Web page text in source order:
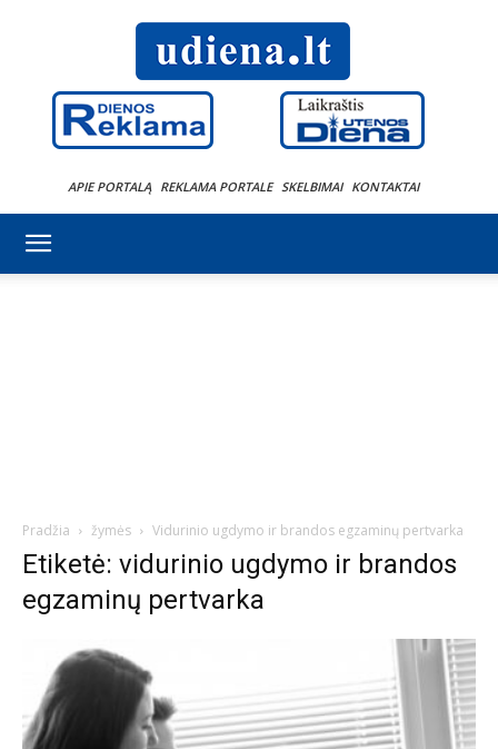
APIE PORTALĄ REKLAMA PORTALE SKELBIMAI KONTAKTAI
Pradžia žymės Vidurinio ugdymo ir brandos egzaminų pertvarka
Etiketė: vidurinio ugdymo ir brandos
egzaminų pertvarka